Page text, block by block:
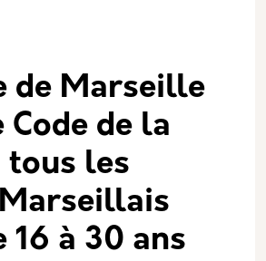
principale
de Marseille
de la
tous les
16 à 30 ans